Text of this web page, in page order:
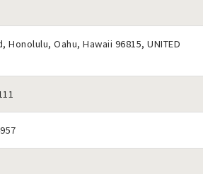
Honolulu, Oahu, Hawaii 96815, UNITED